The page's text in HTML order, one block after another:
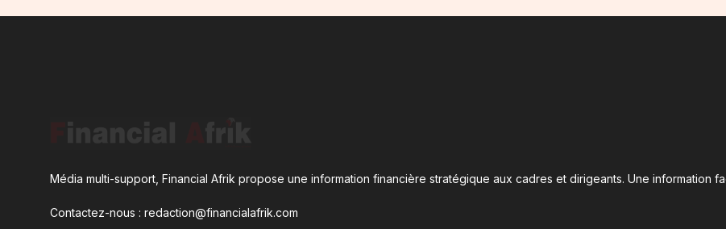
Média multi-support, Financial Afrik propose une information financière stratégique aux cadres et dirigeants. Une information
Contactez-nous : redaction@financialafrik.com